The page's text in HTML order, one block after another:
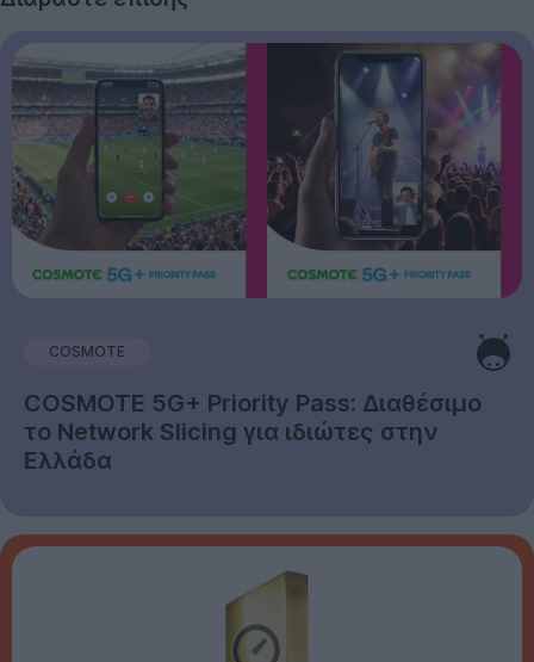
COSMOTE
COSMOTE 5G+ Priority Pass: Διαθέσιμο
το Network Slicing για ιδιώτες στην
Ελλάδα